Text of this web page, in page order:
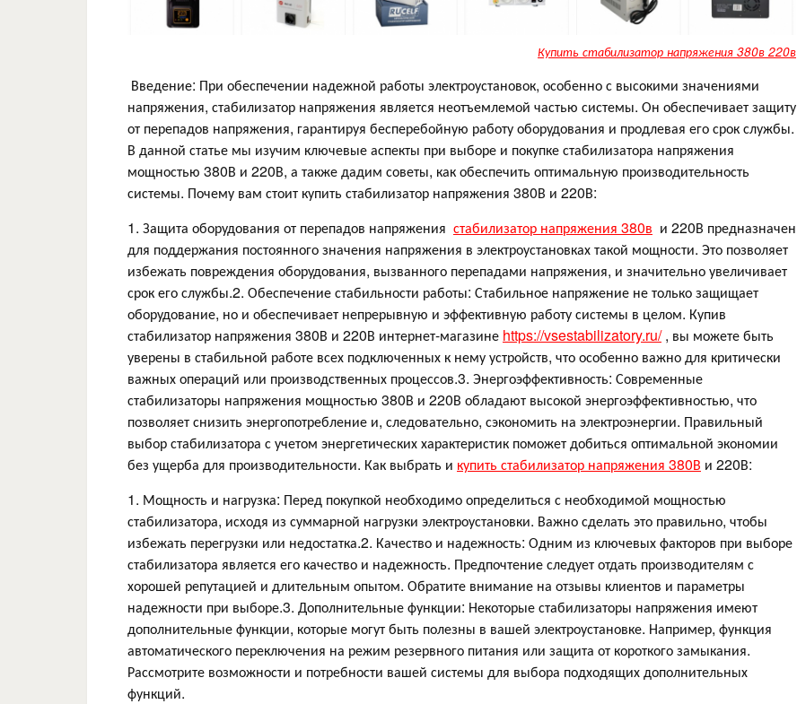
Купить стабилизатор напряжения 380в 220в
Введение: При обеспечении надежной работы электроустановок, особенно с высокими значениями
напряжения, стабилизатор напряжения является неотъемлемой частью системы. Он обеспечивает защиту
от перепадов напряжения, гарантируя бесперебойную работу оборудования и продлевая его срок службы.
В данной статье мы изучим ключевые аспекты при выборе и покупке стабилизатора напряжения
мощностью 380В и 220В, а также дадим советы, как обеспечить оптимальную производительность
системы. Почему вам стоит купить стабилизатор напряжения 380В и 220В:
1. Защита оборудования от перепадов напряжения стабилизатор напряжения 380в и 220В предназначен
для поддержания постоянного значения напряжения в электроустановках такой мощности. Это позволяет
избежать повреждения оборудования, вызванного перепадами напряжения, и значительно увеличивает
срок его службы.2. Обеспечение стабильности работы: Стабильное напряжение не только защищает
оборудование, но и обеспечивает непрерывную и эффективную работу системы в целом. Купив
стабилизатор напряжения 380В и 220В интернет-магазине https://vsestabilizatory.ru/, вы можете быть
уверены в стабильной работе всех подключенных к нему устройств, что особенно важно для критически
важных операций или производственных процессов.3. Энергоэффективность: Современные
стабилизаторы напряжения мощностью 380В и 220В обладают высокой энергоэффективностью, что
позволяет снизить энергопотребление и, следовательно, сэкономить на электроэнергии. Правильный
выбор стабилизатора с учетом энергетических характеристик поможет добиться оптимальной экономии
без ущерба для производительности. Как выбрать и купить стабилизатор напряжения 380В и 220В:
1. Мощность и нагрузка: Перед покупкой необходимо определиться с необходимой мощностью
стабилизатора, исходя из суммарной нагрузки электроустановки. Важно сделать это правильно, чтобы
избежать перегрузки или недостатка.2. Качество и надежность: Одним из ключевых факторов при выборе
стабилизатора является его качество и надежность. Предпочтение следует отдать производителям с
хорошей репутацией и длительным опытом. Обратите внимание на отзывы клиентов и параметры
надежности при выборе.3. Дополнительные функции: Некоторые стабилизаторы напряжения имеют
дополнительные функции, которые могут быть полезны в вашей электроустановке. Например, функция
автоматического переключения на режим резервного питания или защита от короткого замыкания.
Рассмотрите возможности и потребности вашей системы для выбора подходящих дополнительных
функций.